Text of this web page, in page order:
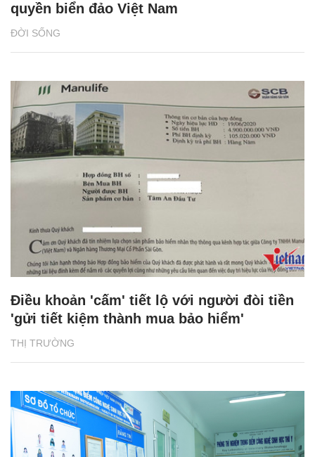
ĐỜI SỐNG
quyền biển đảo Việt Nam
THỊ TRƯỜNG
Điều khoản 'cấm' tiết lộ với người đòi tiền
'gửi tiết kiệm thành mua bảo hiểm'